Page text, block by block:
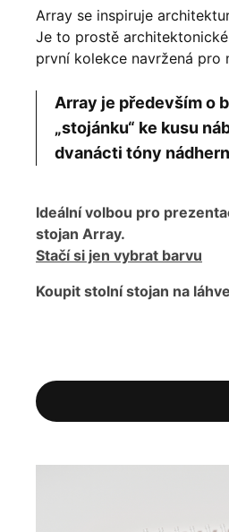
Array se inspiruje
Je to prostě
první kolekce navržená pro
Array je především o
„stojánku“ ke kusu
dvanácti tóny
Ideální volbou pro
stojan Array.
Stačí si jen vybrat barvu
Koupit stolní stojan na láhve